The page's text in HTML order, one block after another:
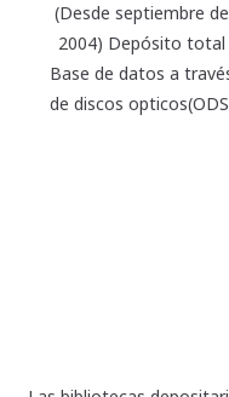
(Desde septiembre de
2004) Depósito total
Base de datos a
de discos